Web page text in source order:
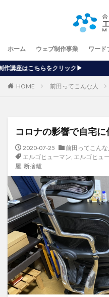
ホーム ウェブ制作事業 ワード
HOME 前田ってこんな人
コロナの影響で自宅に
2020-07-25
前田ってこんな
エルゴヒューマン, エルゴヒュ
屋, 断捨離